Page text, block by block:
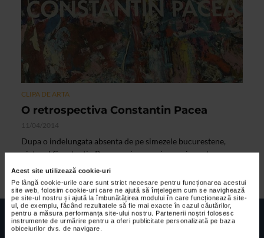
Acest site utilizează cookie-uri
Pe lângă cookie-urile care sunt strict necesare pentru funcționarea acestui
site web, folosim cookie-uri care ne ajută să înțelegem cum se navighează
pe site-ul nostru și ajută la îmbunătățirea modului în care funcționează site-
ul, de exemplu, făcând rezultatele să fie mai exacte în cazul căutărilor,
pentru a măsura performanța site-ului nostru. Partenerii noștri folosesc
instrumente de urmărire pentru a oferi publicitate personalizată pe baza
obiceiurilor dvs. de navigare.
CLIPA DE ARTA
O retrospectiva Constantin Pacea
11/04/2014
Dupa o indelungata absenta de pe simezele bucurestene,
pictorul Constantin Pacea revine cu o impresionanta
retrospectiva deschisa la Muzeul Taranului Roman pana pe
11...